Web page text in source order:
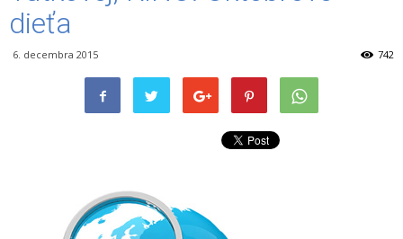
dieťa
6. decembra 2015 742